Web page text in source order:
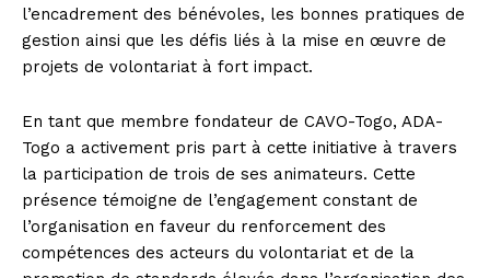
l’encadrement des bénévoles, les bonnes pratiques de
gestion ainsi que les défis liés à la mise en œuvre de
projets de volontariat à fort impact.
En tant que membre fondateur de CAVO-Togo, ADA-
Togo a activement pris part à cette initiative à travers
la participation de trois de ses animateurs. Cette
présence témoigne de l’engagement constant de
l’organisation en faveur du renforcement des
compétences des acteurs du volontariat et de la